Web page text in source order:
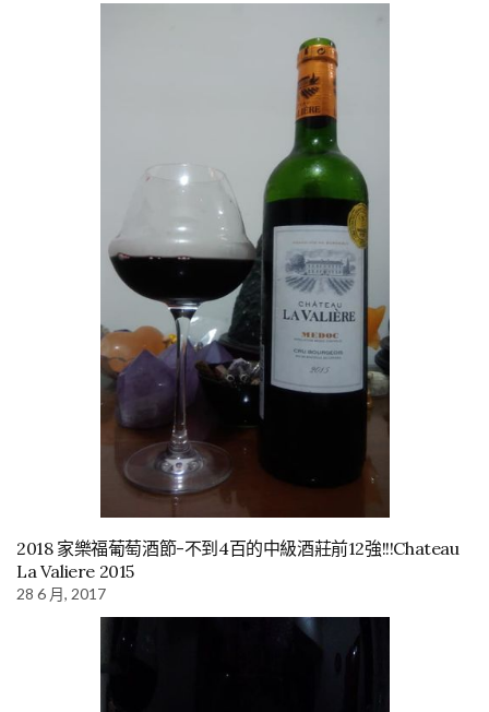
2018 家樂福葡萄酒節-不到4百的中級酒莊前12強!!!Chateau
La Valiere 2015
28 6 月, 2017